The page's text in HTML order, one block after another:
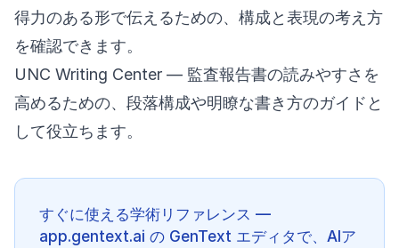
得力のある形で伝えるための、構成と表現の考え方
を確認できます。
UNC Writing Center — 監査報告書の読みやすさを
高めるための、段落構成や明瞭な書き方のガイドと
して役立ちます。
すぐに使える学術リファレンス —
app.gentext.ai の GenText エディタで、AIア